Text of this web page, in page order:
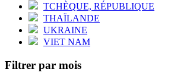
TCHÈQUE, RÉPUBLIQUE
THAÏLANDE
UKRAINE
VIET NAM
Filtrer par mois